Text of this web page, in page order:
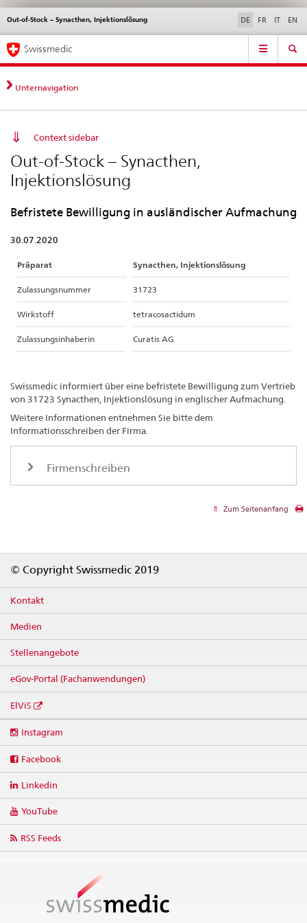
Direktnavigation
News,
Rechtsgrundlagen,
Kontakt
News & Updates Kontakt | Support & Hilfe
Out-of-Stock – Synacthen, Injektionslösung
Sprachwahl DE FR IT EN
Service
Hauptnavigation
Swissmedic
Unternavigation
Context sidebar
Out-of-Stock – Synacthen,
Injektionslösung
Befristete Bewilligung in ausländischer Aufmachung
30.07.2020
Präparat Synacthen, Injektionslösung
Zulassungsnummer 31723
Wirkstoff tetracosactidum
Zulassungsinhaberin Curatis AG
Swissmedic informiert über eine befristete Bewilligung zum Vertrieb
von 31723 Synacthen, Injektionslösung in englischer Aufmachung.
Weitere Informationen entnehmen Sie bitte dem
Informationsschreiben der Firma.
Firmenschreiben
Zum Seitenanfang
© Copyright Swissmedic 2019
Kontakt
Medien
Stellenangebote
eGov-Portal (Fachanwendungen)
ElViS
media
Instagram
Facebook
Linkedin
YouTube
RSS Feeds